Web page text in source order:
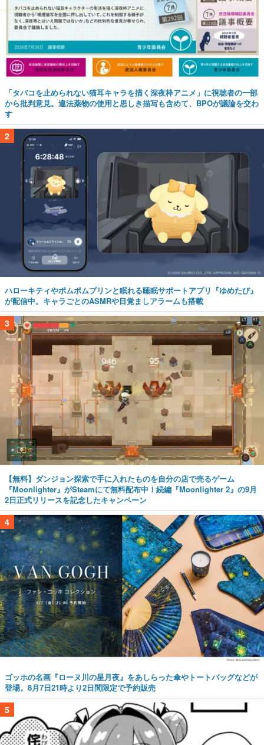
「タバコを止められない猫耳キャラを描く深夜枠アニメ」に視聴者の一部
から批判意見。違法薬物の使用と思しき描写も含めて、BPOが議論を交わ
す
2
ハローキティやポムポムプリンと眠れる睡眠サポートアプリ『ゆめたび』
が配信中。キャラごとのASMRや目覚ましアラームも搭載
3
【無料】ダンジョン探索で手に入れたものを自分の店で売るゲーム
『Moonlighter』がSteamにて無料配布中！続編『Moonlighter 2』の9月
2日正式リリースを記念したキャンペーン
4
ゴッホの名画『ローヌ川の星月夜』をあしらった傘やトートバッグなどが
登場。8月7日21時より2日間限定で予約販売
5